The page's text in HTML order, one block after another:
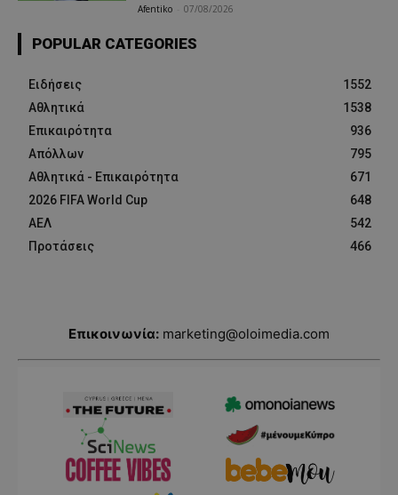
Afentiko 07/08/2026
POPULAR CATEGORIES
Ειδήσεις
1552
Αθλητικά
1538
Επικαιρότητα
936
Απόλλων
795
Αθλητικά - Επικαιρότητα
671
2026 FIFA World Cup
648
ΑΕΛ
542
Προτάσεις
466
Επικοινωνία: marketing@oloimedia.com